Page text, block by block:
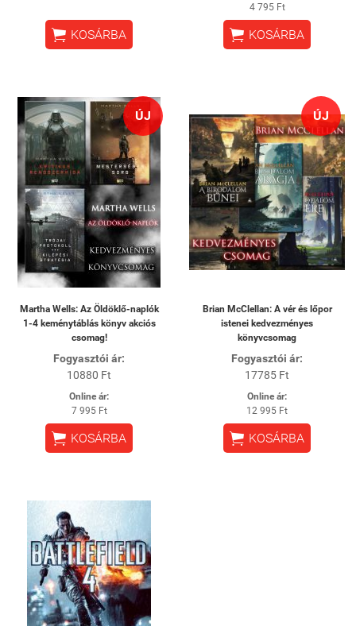
 KOSÁRBA
4 795 Ft
 KOSÁRBA
ÚJ
Martha Wells: Az Öldöklő-naplók
1-4 keménytáblás könyv akciós
csomag!
Fogyasztói ár:
10880 Ft
Online ár:
7 995 Ft
 KOSÁRBA
ÚJ
Brian McClellan: A vér és lőpor
istenei kedvezményes
könyvcsomag
Fogyasztói ár:
17785 Ft
Online ár:
12 995 Ft
 KOSÁRBA